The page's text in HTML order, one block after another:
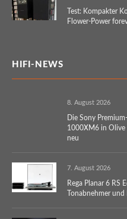
Test: Kompakter
Flower-Power
HIFI-NEWS
8. August 2026
Die Sony
1000XM6 in Olive
neu
7. August 2026
Rega Planar 6 RS
Tonabnehmer